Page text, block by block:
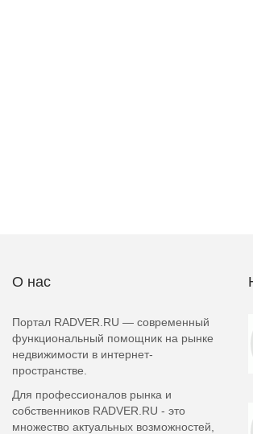
О нас
Портал RADVER.RU — современный
функциональный помощник на рынке
недвижимости в интернет-
пространстве.
Для профессионалов рынка и
собственников RADVER.RU - это
множество актуальных возможностей,